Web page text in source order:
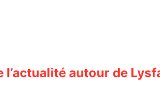
l’actualité autour de